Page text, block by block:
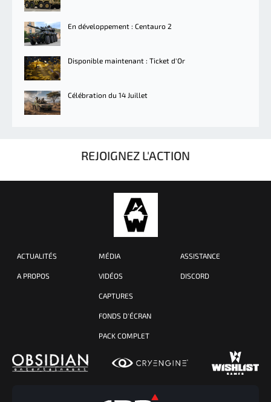
En développement : Centauro 2
Disponible maintenant : Ticket d'Or
Célébration du 14 Juillet
REJOIGNEZ L'ACTION
ACTUALITÉS
A PROPOS
MÉDIA
VIDÉOS
CAPTURES
FONDS D'ÉCRAN
PACK COMPLET
ASSISTANCE
DISCORD